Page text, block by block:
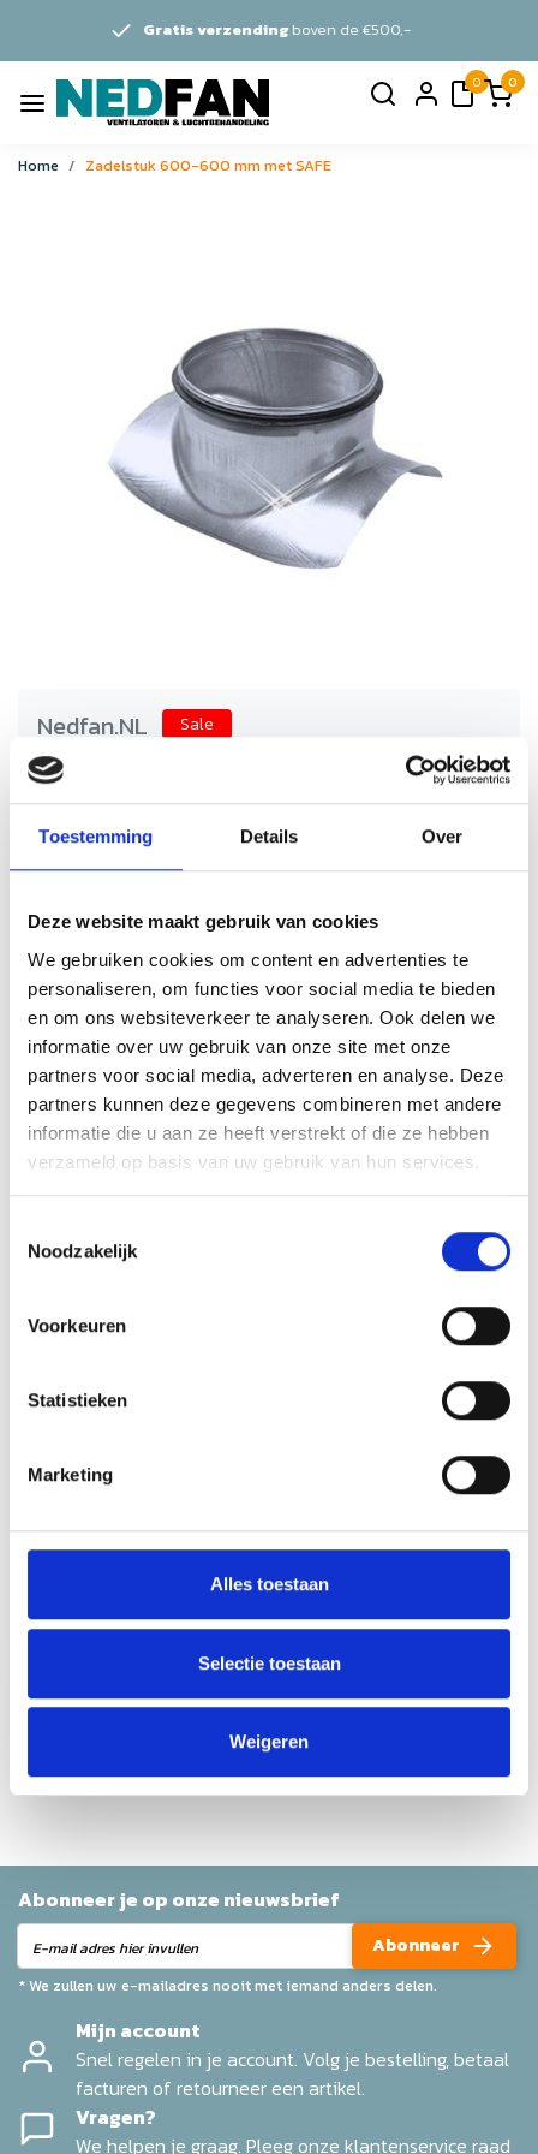
Toestemming Details Over
Deze website maakt gebruik van cookies
We gebruiken cookies om content en advertenties te
personaliseren, om functies voor social media te bieden
en om ons websiteverkeer te analyseren. Ook delen we
informatie over uw gebruik van onze site met onze
partners voor social media, adverteren en analyse. Deze
partners kunnen deze gegevens combineren met andere
informatie die u aan ze heeft verstrekt of die ze hebben
verzameld op basis van uw gebruik van hun services.
Noodzakelijk
Voorkeuren
Statistieken
Marketing
Alles toestaan
Selectie toestaan
Weigeren
Gratis verzendingboven de €500,-
0 0
Home Zadelstuk 600-600 mm met SAFE
Nedfan.NL Sale
Zadelstuk 600-600 mm met
SAFE
Schrijf je eigen review
€90,74€181,48Incl. btw
Zadelstuk kopen bij Nedfan voor horeca ventilatie. Verbindt
eenvoudig ventilatiekanalen met dakdoorvoeren of
zijtakken, voor een veilige en efficiënte luchtstroom.
Op voorraad Levertijd: 5 werkdagen
Aantal
Toevoegen aan winkelwagen
Toevoegen aan offerte
Persoonlijk
Neem contact op over dit product
Productomschrijving
Wat onze klanten zeggen
Gemiddelde van 0 review(s)
Schrijf je eigen review
Help ons en andere klanten door het schrijven van een
review
Abonneer je op onze nieuwsbrief
Abonneer
* We zullen uw e-mailadres nooit met iemand anders delen.
Mijn account
Snel regelen in je account. Volg je bestelling, betaal
facturen of retourneer een artikel.
Vragen?
We helpen je graag. Pleeg onze klantenservice raad